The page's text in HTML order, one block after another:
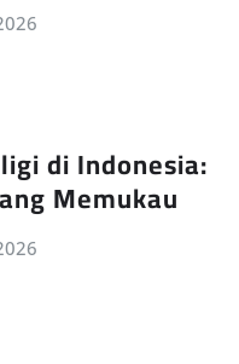
di Indonesia:
Memukau